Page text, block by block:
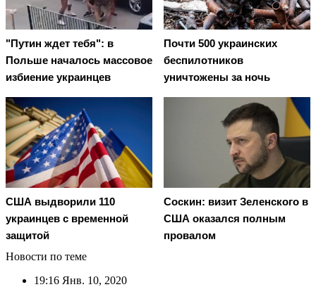
"Путин ждет тебя": в
Польше началось массовое
избиение украинцев
Почти 500 украинских
беспилотников
уничтожены за ночь
США выдворили 110
украинцев с временной
защитой
Соскин: визит Зеленского в
США оказался полным
провалом
Новости по теме
19:16 Янв. 10, 2020